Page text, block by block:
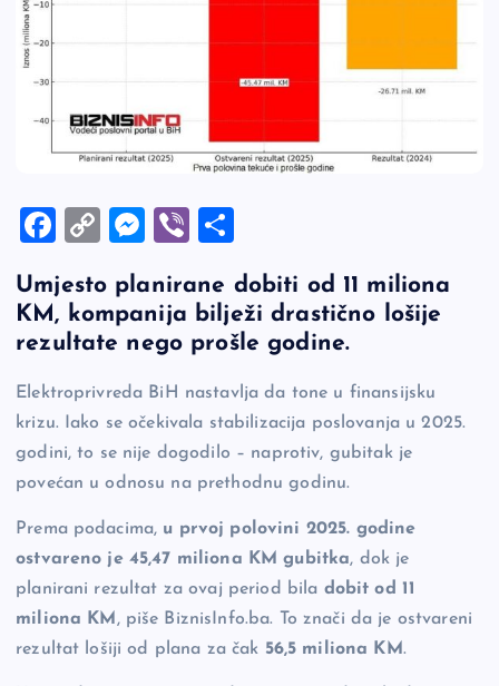
F
c
e
o
o
k
C
p
y
n
k
M
se
n
er
Vi
er ar
e
Umjesto planirane dobiti od 11 miliona
KM, kompanija bilježi drastično lošije
rezultate nego prošle godine.
Elektroprivreda BiH nastavlja da tone u finansijsku
krizu. Iako se očekivala stabilizacija poslovanja u 2025.
godini, to se nije dogodilo – naprotiv, gubitak je
povećan u odnosu na prethodnu godinu.
Prema podacima, u prvoj polovini 2025. godine
ostvareno je 45,47 miliona KM gubitka, dok je
planirani rezultat za ovaj period bila dobit od 11
miliona KM , piše BiznisInfo.ba. To znači da je ostvareni
rezultat lošiji od plana za čak 56,5 miliona KM.